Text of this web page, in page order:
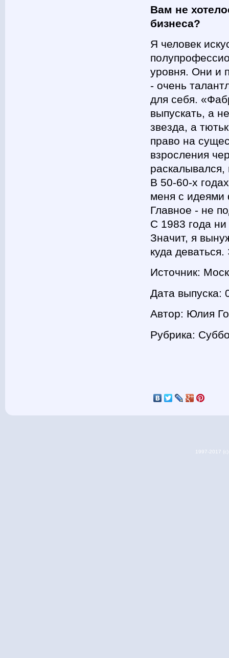
Вам не
бизнеса?
Я человек
уровня. Они и
- очень
для себя.
выпускать, а
звезда, а
право на
взросления
В 50-60-х
меня с идеями
Главное - не
С 1983 года ни
Значит, я
куда
Источник:
Дата выпуска:
Автор: Юлия
Рубрика:
1997-2017